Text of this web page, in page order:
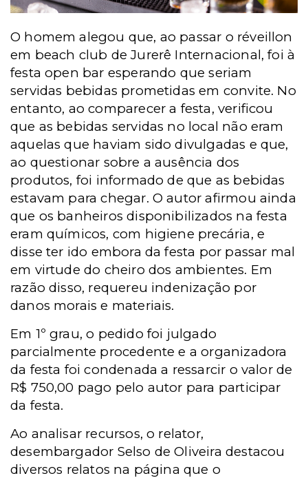
O homem alegou que, ao passar o réveillon
em beach club de Jurerê Internacional, foi à
festa open bar esperando que seriam
servidas bebidas prometidas em convite. No
entanto, ao comparecer a festa, verificou
que as bebidas servidas no local não eram
aquelas que haviam sido divulgadas e que,
ao questionar sobre a ausência dos
produtos, foi informado de que as bebidas
estavam para chegar. O autor afirmou ainda
que os banheiros disponibilizados na festa
eram químicos, com higiene precária, e
disse ter ido embora da festa por passar mal
em virtude do cheiro dos ambientes. Em
razão disso, requereu indenização por
danos morais e materiais.
Em 1º grau, o pedido foi julgado
parcialmente procedente e a organizadora
da festa foi condenada a ressarcir o valor de
R$ 750,00 pago pelo autor para participar
da festa.
Ao analisar recursos, o relator,
desembargador Selso de Oliveira destacou
diversos relatos na página que o